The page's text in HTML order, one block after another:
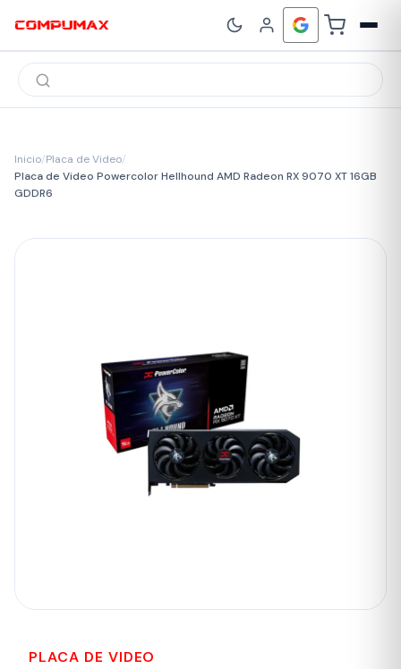
Búsqueda
de
productos
Inicio/Placa de Video/
Placa de Video Powercolor Hellhound AMD Radeon RX 9070 XT 16GB
GDDR6
PLACA DE VIDEO